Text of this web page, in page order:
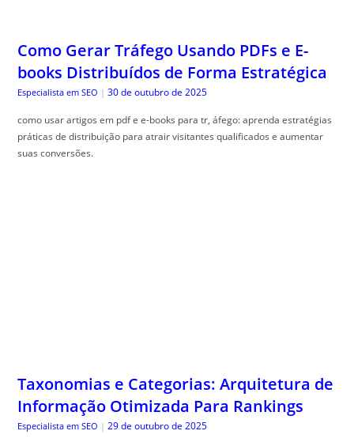
Como Gerar Tráfego Usando PDFs e E-
books Distribuídos de Forma Estratégica
Especialista em SEO | 30 de outubro de 2025
como usar artigos em pdf e e-books para tr, áfego: aprenda estratégias
práticas de distribuição para atrair visitantes qualificados e aumentar
suas conversões.
Taxonomias e Categorias: Arquitetura de
Informação Otimizada Para Rankings
Especialista em SEO | 29 de outubro de 2025